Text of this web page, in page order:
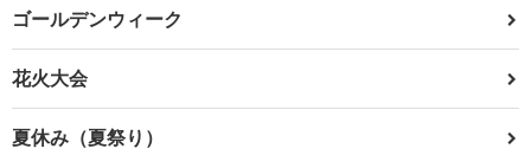
ゴールデンウィーク
花火大会
夏休み（夏祭り）